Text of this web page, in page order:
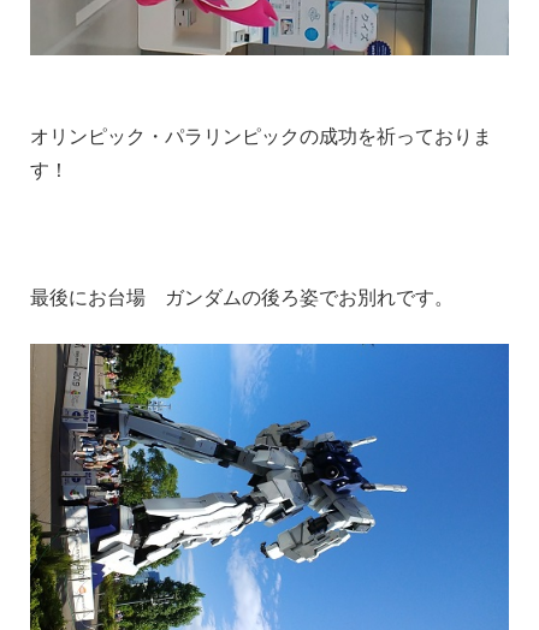
オリンピック・パラリンピックの成功を祈っておりま
す！
最後にお台場 ガンダムの後ろ姿でお別れです。